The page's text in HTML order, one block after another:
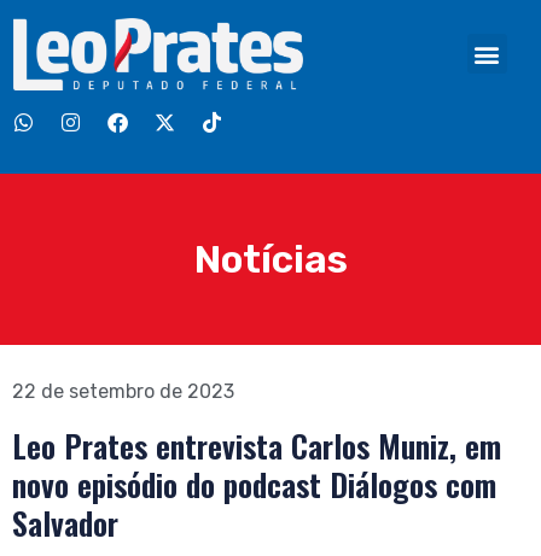
Notícias
22 de setembro de 2023
Leo Prates entrevista Carlos Muniz, em
novo episódio do podcast Diálogos com
Salvador